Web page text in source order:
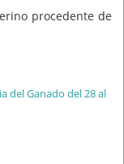
procedente de